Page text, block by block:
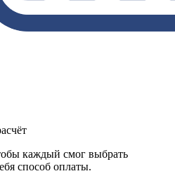
каждый смог выбрать
способ оплаты.